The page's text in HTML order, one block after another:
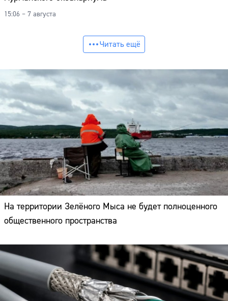
15:06 – 7 августа
Читать ещё
На территории Зелёного Мыса не будет полноценного
общественного пространства